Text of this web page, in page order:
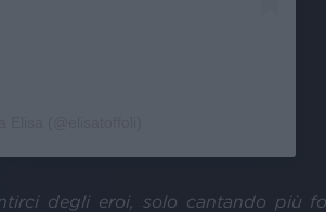
degli eroi, solo cantando più